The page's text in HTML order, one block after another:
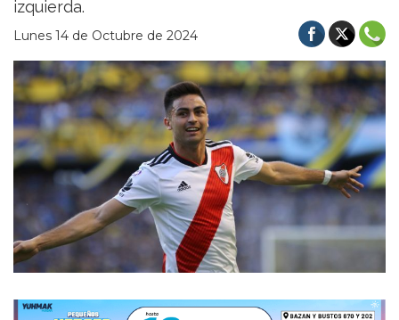
izquierda.
Lunes 14 de Octubre de 2024